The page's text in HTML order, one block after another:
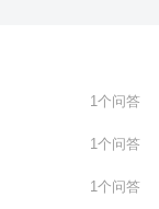
1个问答
1个问答
1个问答